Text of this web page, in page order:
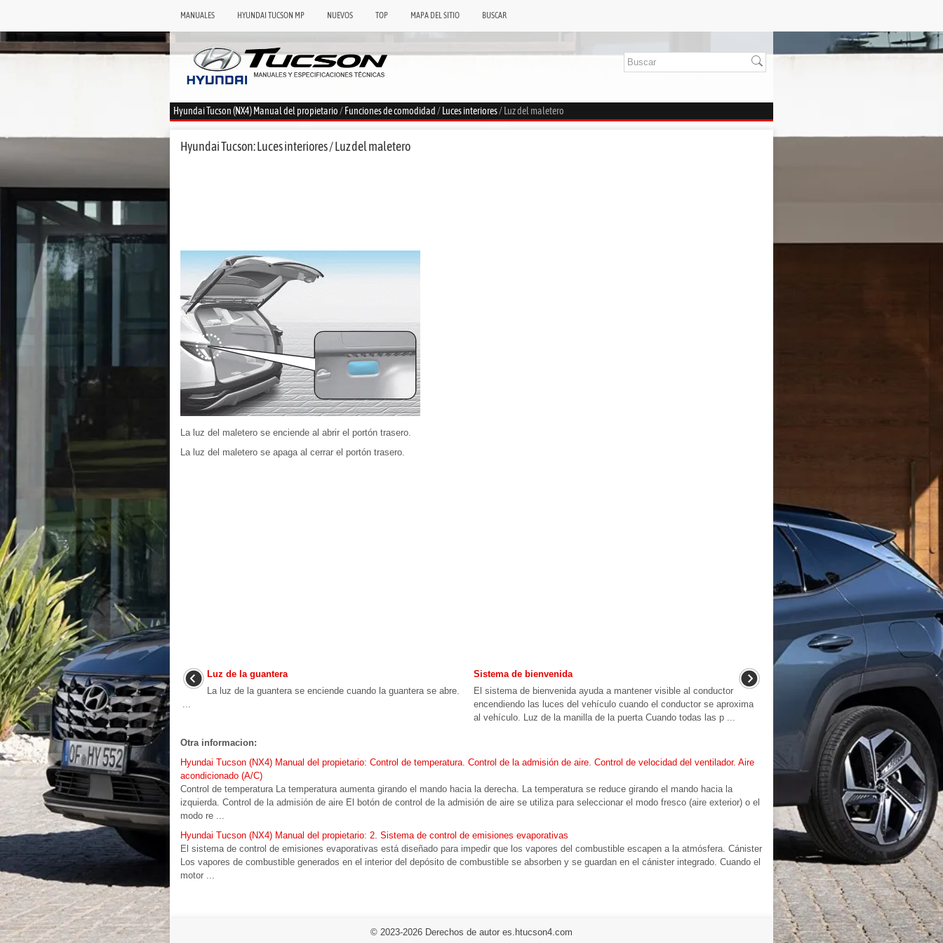
MANUALES HYUNDAI TUCSON MP NUEVOS TOP MAPA DEL SITIO BUSCAR
Hyundai Tucson (NX4) Manual del propietario/Funciones de comodidad/Luces interiores/ Luz del maletero
Hyundai Tucson: Luces interiores / Luz del maletero
La luz del maletero se enciende al abrir el portón trasero.
La luz del maletero se apaga al cerrar el portón trasero.
Luz de la guantera
La luz de la guantera se enciende cuando la guantera se abre.
Sistema de bienvenida
El sistema de bienvenida ayuda a mantener visible al conductor
encendiendo las luces del vehículo cuando el conductor se aproxima
al vehículo. Luz de la manilla de la puerta Cuando todas las p ...
Otra informacion:
Hyundai Tucson (NX4) Manual del propietario: Control de temperatura. Control de la admisión de aire. Control de velocidad del ventilador. Aire
acondicionado (A/C)
Control de temperatura La temperatura aumenta girando el mando hacia la derecha. La temperatura se reduce girando el mando hacia la
izquierda. Control de la admisión de aire El botón de control de la admisión de aire se utiliza para seleccionar el modo fresco (aire exterior) o el
modo re ...
Hyundai Tucson (NX4) Manual del propietario: 2. Sistema de control de emisiones evaporativas
El sistema de control de emisiones evaporativas está diseñado para impedir que los vapores del combustible escapen a la atmósfera. Cánister
Los vapores de combustible generados en el interior del depósito de combustible se absorben y se guardan en el cánister integrado. Cuando el
motor ...
© 2023-2026 Derechos de autor es.htucson4.com